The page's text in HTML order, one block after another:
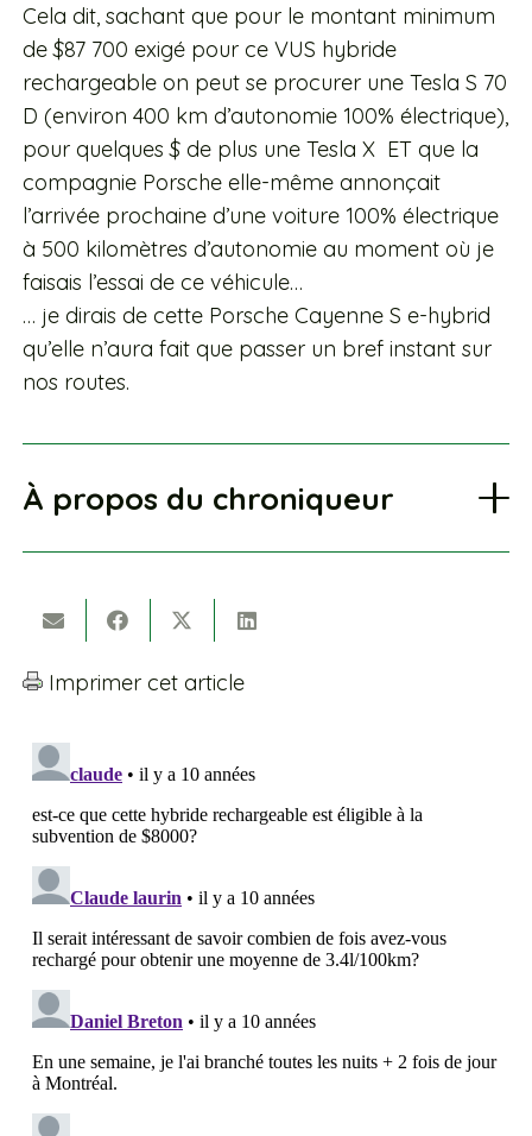
Cela dit, sachant que pour le montant minimum
de $87 700 exigé pour ce VUS hybride
rechargeable on peut se procurer une Tesla S 70
D (environ 400 km d’autonomie 100% électrique),
pour quelques $ de plus une Tesla X ET que la
compagnie Porsche elle-même annonçait
l’arrivée prochaine d’une voiture 100% électrique
à 500 kilomètres d’autonomie au moment où je
faisais l’essai de ce véhicule…
… je dirais de cette Porsche Cayenne S e-hybrid
qu’elle n’aura fait que passer un bref instant sur
nos routes.
À propos du chroniqueur
Imprimer cet article